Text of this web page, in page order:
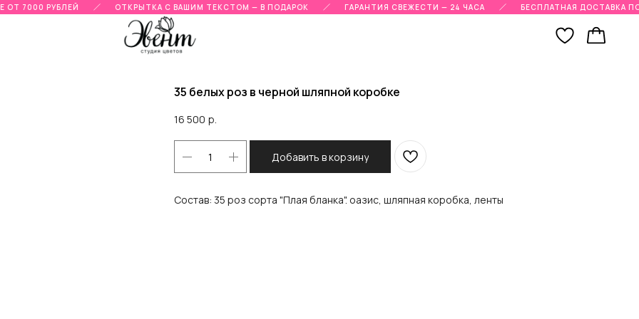
7000 РУБЛЕЙ ОТКРЫТКА С ВАШИМ ТЕКСТОМ — В ПОДАРОК ГАРАНТИЯ СВЕЖЕСТИ — 24 ЧАСА БЕСПЛАТНАЯ ДОСТАВКА ПО
35 белых роз в черной шляпной коробке
16 500 р.
Добавить в корзину
Состав: 35 роз сорта "Плая бланка". оазис, шляпная коробка, ленты